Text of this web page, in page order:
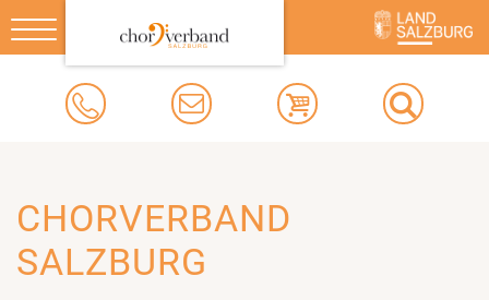
Toggle
navigation
CHORVERBAND
SALZBURG